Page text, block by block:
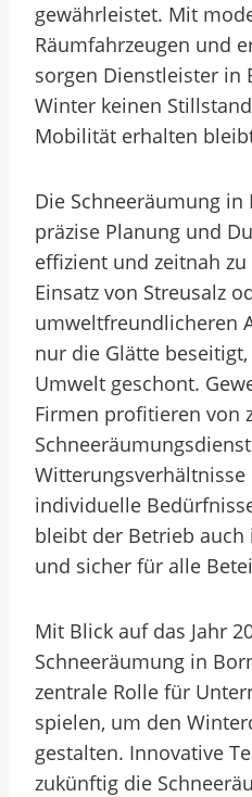
gewährleistet. Mit
Räumfahrzeugen und
sorgen Dienstleister in
Winter keinen
Mobilität erhalten
Die Schneeräumung
präzise Planung und
effizient und zeitnah
Einsatz von Streusalz
umweltfreundlicheren
nur die Glätte
Umwelt geschont.
Firmen profitieren von
Witterungsverhältnisse
individuelle
bleibt der Betrieb
und sicher für alle
Mit Blick auf das Jahr
Schneeräumung in
zentrale Rolle für
spielen, um den
gestalten. Innovative
zukünftig die